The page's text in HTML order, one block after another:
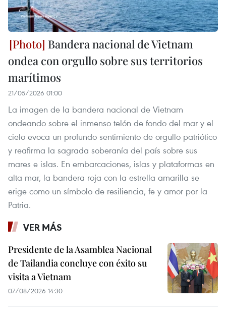
Bandera nacional de Vietnam
ondea con orgullo sobre sus territorios
marítimos
21/05/2026 01:00
La imagen de la bandera nacional de Vietnam
ondeando sobre el inmenso telón de fondo del mar y el
cielo evoca un profundo sentimiento de orgullo patriótico
y reafirma la sagrada soberanía del país sobre sus
mares e islas. En embarcaciones, islas y plataformas en
alta mar, la bandera roja con la estrella amarilla se
erige como un símbolo de resiliencia, fe y amor por la
Patria.
VER MÁS
Presidente de la Asamblea Nacional
de Tailandia concluye con éxito su
visita a Vietnam
07/08/2026 14:30